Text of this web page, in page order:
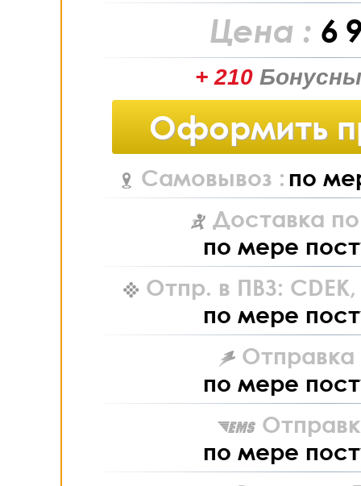
Цена : 6
+ 210
Оформить
Самовывоз : по
Доставка
по мере
Отпр. в ПВЗ: CDEK,
по мере
Отправка
по мере
по мере